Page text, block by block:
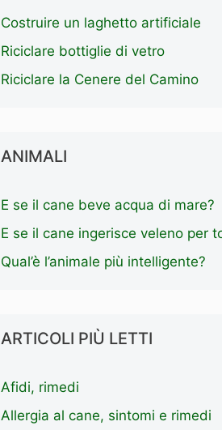
Costruire un laghetto artificiale
Riciclare bottiglie di vetro
Riciclare la Cenere del Camino
ANIMALI
E se il cane beve acqua di mare?
E se il cane ingerisce veleno per
Qual’è l’animale più intelligente?
ARTICOLI PIÙ LETTI
Afidi, rimedi
Allergia al cane, sintomi e rimedi